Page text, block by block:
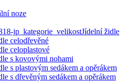
noze
Jídelní židle
celodřevěné
celoplastové
s kovovými nohami
s plastovým sedákem a opěrákem
s dřevěným sedákem a opěrákem